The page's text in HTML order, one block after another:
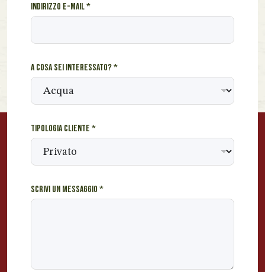
Indirizzo e-mail*
A cosa sei interessato?*
Tipologia cliente *
Scrivi un messaggio *